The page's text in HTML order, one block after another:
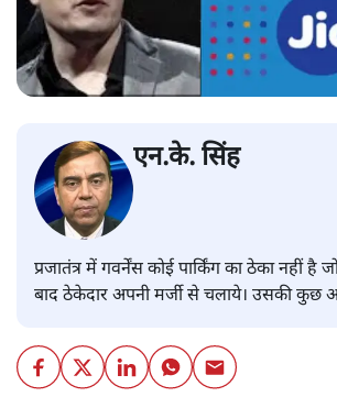
एन.के. सिंह
प्रजातंत्र में गवर्नेंस कोई पार्किंग का ठेका नहीं है
बाद ठेकेदार अपनी मर्जी से चलाये। उसकी कुछ